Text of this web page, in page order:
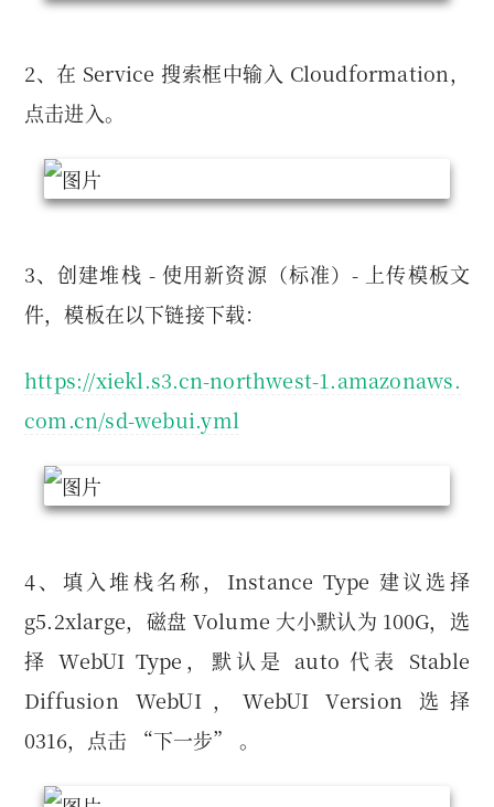
2、在 Service 搜索框中输入 Cloudformation，
点击进入。
3、创建堆栈 - 使用新资源（标准）- 上传模板文
件，模板在以下链接下载：
https://xiekl.s3.cn-northwest-1.amazonaws.
com.cn/sd-webui.yml
4、填入堆栈名称，Instance Type 建议选择
g5.2xlarge，磁盘 Volume 大小默认为 100G，选
择 WebUI Type，默认是 auto 代表 Stable
Diffusion WebUI，WebUI Version 选择
0316，点击 “下一步” 。